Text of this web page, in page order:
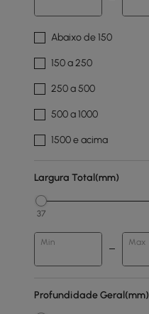
Abaixo de 150
150 a 250
250 a 500
500 a 1000
1500 e acima
Largura Total(mm)
37
Min Max
Profundidade Geral(mm)